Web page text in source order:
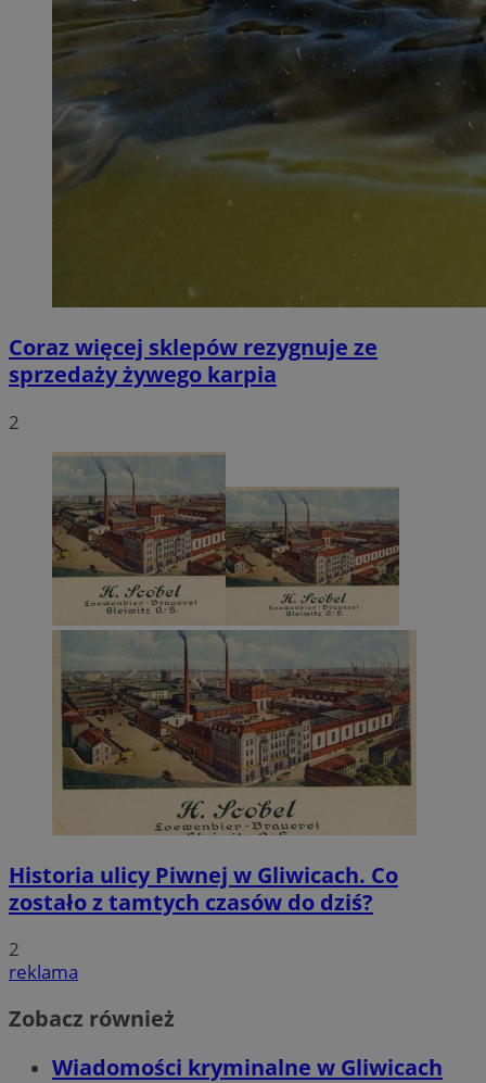
Coraz więcej sklepów rezygnuje ze
sprzedaży żywego karpia
2
Historia ulicy Piwnej w Gliwicach. Co
zostało z tamtych czasów do dziś?
2
reklama
Zobacz również
Wiadomości kryminalne w Gliwicach